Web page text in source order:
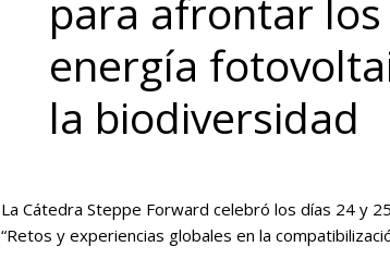
para afrontar
energía
la biodiversidad
La Cátedra Steppe Forward celebró los días 24 y
“Retos y experiencias globales en la